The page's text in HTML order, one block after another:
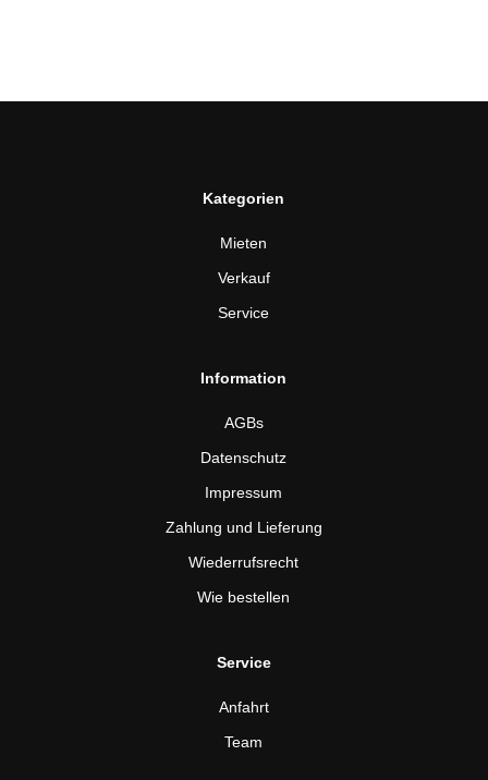
Kategorien
Mieten
Verkauf
Service
Information
AGBs
Datenschutz
Impressum
Zahlung und Lieferung
Wiederrufsrecht
Wie bestellen
Service
Anfahrt
Team